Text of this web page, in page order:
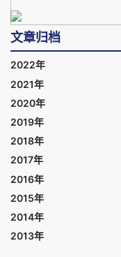
文章归档
2022年
2021年
2020年
2019年
2018年
2017年
2016年
2015年
2014年
2013年